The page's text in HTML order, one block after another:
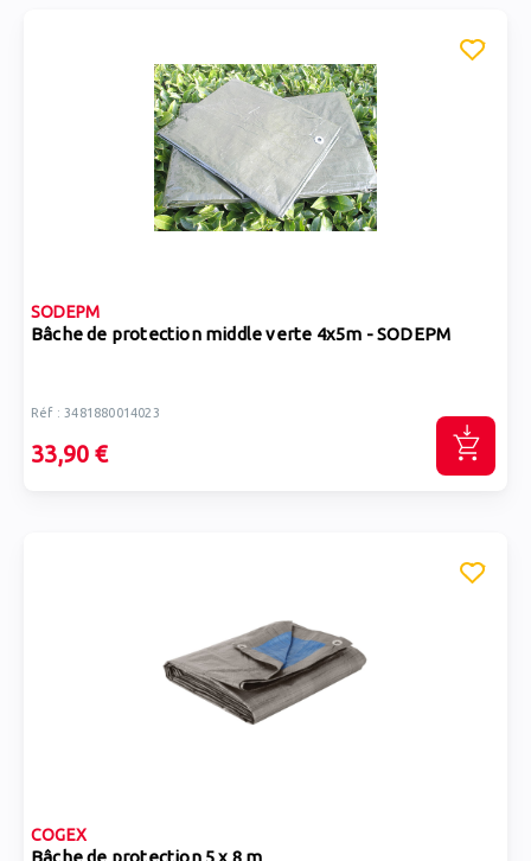
SODEPM
Bâche de protection middle verte 4x5m - SODEPM
Réf : 3481880014023
33,90 €
COGEX
Bâche de protection 5 x 8 m